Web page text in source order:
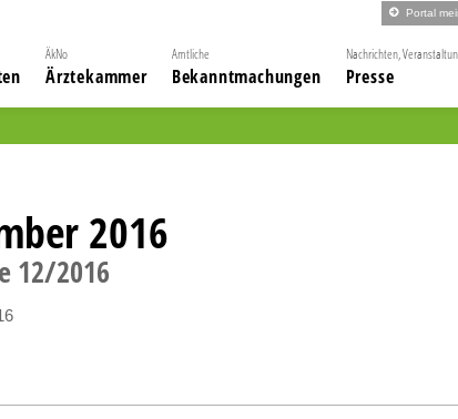
Portal
ÄkNo
Ärztekammer
Amtliche
Bekanntmachungen
Nachrichten,
Presse
2016
12 2016